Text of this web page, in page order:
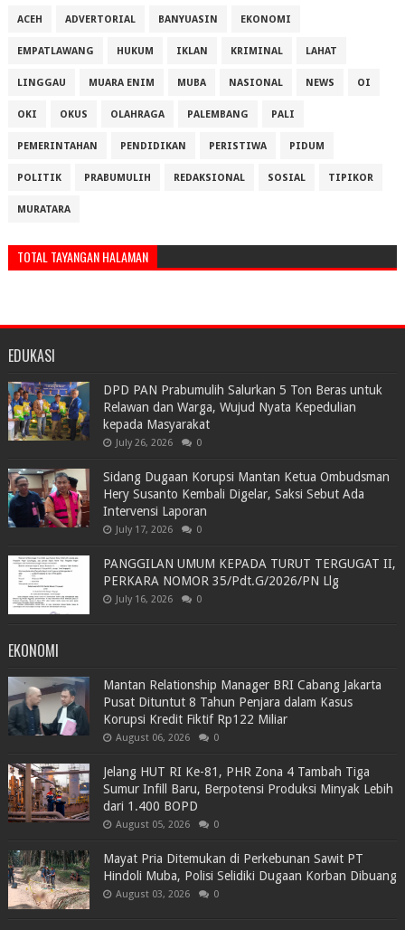
ACEH ADVERTORIAL BANYUASIN EKONOMI
EMPATLAWANG HUKUM IKLAN KRIMINAL LAHAT
LINGGAU MUARA ENIM MUBA NASIONAL NEWS OI
OKI OKUS OLAHRAGA PALEMBANG PALI
PEMERINTAHAN PENDIDIKAN PERISTIWA PIDUM
POLITIK PRABUMULIH REDAKSIONAL SOSIAL TIPIKOR
MURATARA
TOTAL TAYANGAN HALAMAN
EDUKASI
DPD PAN Prabumulih Salurkan 5 Ton Beras untuk
Relawan dan Warga, Wujud Nyata Kepedulian
kepada Masyarakat
July 26, 2026 0
Sidang Dugaan Korupsi Mantan Ketua Ombudsman
Hery Susanto Kembali Digelar, Saksi Sebut Ada
Intervensi Laporan
July 17, 2026 0
PANGGILAN UMUM KEPADA TURUT TERGUGAT II,
PERKARA NOMOR 35/Pdt.G/2026/PN Llg
July 16, 2026 0
EKONOMI
Mantan Relationship Manager BRI Cabang Jakarta
Pusat Dituntut 8 Tahun Penjara dalam Kasus
Korupsi Kredit Fiktif Rp122 Miliar
August 06, 2026 0
Jelang HUT RI Ke-81, PHR Zona 4 Tambah Tiga
Sumur Infill Baru, Berpotensi Produksi Minyak Lebih
dari 1.400 BOPD
August 05, 2026 0
Mayat Pria Ditemukan di Perkebunan Sawit PT
Hindoli Muba, Polisi Selidiki Dugaan Korban Dibuang
August 03, 2026 0